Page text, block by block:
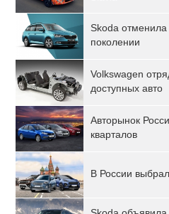
Skoda
поколении
Volkswagen
доступных авто
Авторынок
кварталов
В России